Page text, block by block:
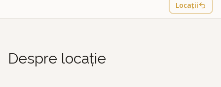
Locații
Despre locație